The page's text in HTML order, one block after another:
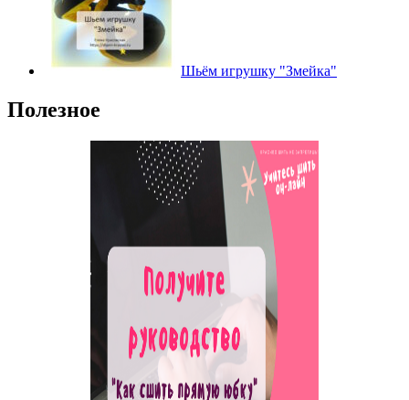
Шьём игрушку "Змейка"
Полезное